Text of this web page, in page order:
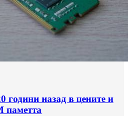
назад в цените и
паметта